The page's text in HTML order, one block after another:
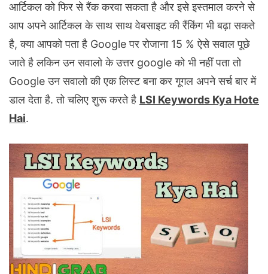
आर्टिकल को फिर से रैंक करवा सकता है और इसे इस्तमाल करने से
आप अपने आर्टिकल के साथ साथ वेबसाइट की रैंकिंग भी बढ़ा सकते
है, क्या आपको पता है Google पर रोजाना 15 % ऐसे सवाल पूछे
जाते है लकिन उन सवालो के उत्तर google को भी नहीं पता तो
Google उन सवालो की एक लिस्ट बना कर गूगल अपने सर्च बार में
डाल देता है. तो चलिए शुरू करते है LSI Keywords Kya Hote
Hai.